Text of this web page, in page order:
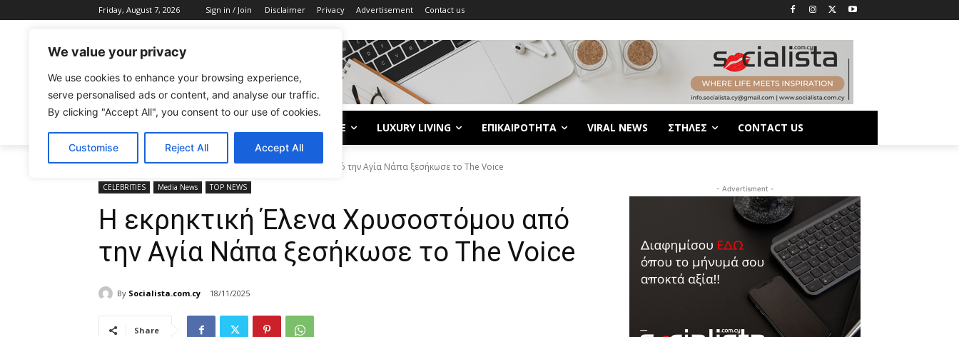
We value your privacy
We use cookies to enhance your browsing experience,
serve personalised ads or content, and analyse our traffic.
By clicking "Accept All", you consent to our use of cookies.
Customise Reject All Accept All
Friday, August 7, 2026 Sign in / Join Disclaimer Privacy Advertisement Contact us
LIFE LUXURY LIVING ΕΠΙΚΑΙΡΟΤΗΤΑ VIRAL NEWS ΣΤΗΛΕΣ CONTACT US
Home CELEBRITIES Η εκρηκτική Έλενα Χρυσοστόμου από την Αγία Νάπα ξεσήκωσε το The Voice
CELEBRITIES Media News TOP NEWS
Η εκρηκτική Έλενα Χρυσοστόμου από
την Αγία Νάπα ξεσήκωσε το The Voice
By Socialista.com.cy 18/11/2025
Share
- Advertisment -